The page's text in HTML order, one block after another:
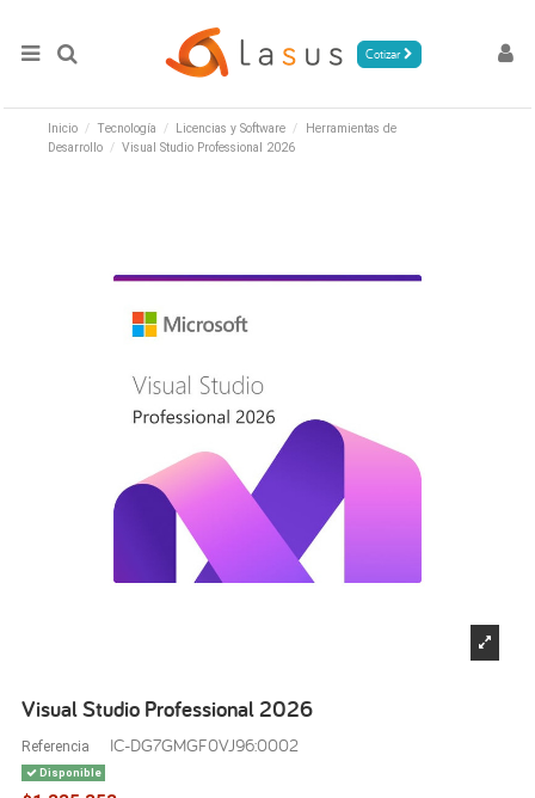
Cotizar
Inicio Tecnología Licencias y Software
Herramientas de
Desarrollo
Visual Studio Professional 2026
Visual Studio Professional 2026
Referencia IC-DG7GMGF0VJ96:0002
Disponible